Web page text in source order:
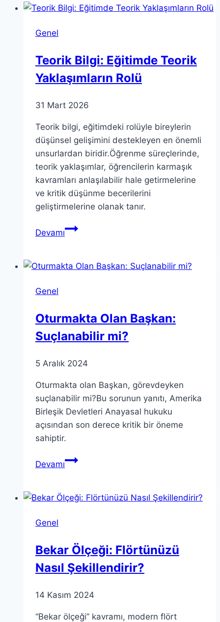
ile
Genel
Teorik Bilgi: Eğitimde Teorik
Yaklaşımların Rolü
31 Mart 2026
Teorik bilgi, eğitimdeki rolüyle bireylerin
düşünsel gelişimini destekleyen en önemli
unsurlardan biridir.Öğrenme süreçlerinde,
teorik yaklaşımlar, öğrencilerin karmaşık
kavramları anlaşılabilir hale getirmelerine
ve kritik düşünme becerilerini
geliştirmelerine olanak tanır.
DevamıTeorik
Teorik
Genel
Oturmakta Olan Başkan:
Suçlanabilir mi?
5 Aralık 2024
Oturmakta olan Başkan, görevdeyken
suçlanabilir mi?Bu sorunun yanıtı, Amerika
Birleşik Devletleri Anayasal hukuku
açısından son derece kritik bir öneme
sahiptir.
DevamıOturmakta
Suçlanabilir
Genel
Bekar Ölçeği: Flörtünüzü
Nasıl Şekillendirir?
14 Kasım 2024
“Bekar ölçeği” kavramı, modern flört